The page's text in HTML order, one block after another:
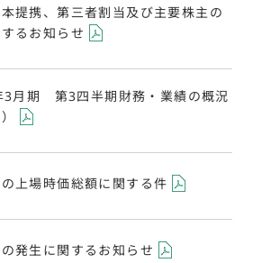
提携、第三者割当及び主要株主の
るお知らせ
3月期 第3四半期財務・業績の概況
上場時価総額に関する件
発生に関するお知らせ